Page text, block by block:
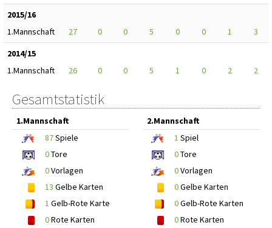
2015/16
1.Mannschaft
27 0 0 5 0 0 1
3
2014/15
1.Mannschaft
26 0 0 5 1 0 2 2
Gesamtstatistik
1.Mannschaft
87Spiele
0Tore
0Vorlagen
13 Gelbe Karten
1 Gelb-Rote Karte
0Rote Karten
2.Mannschaft
1 Spiel
0Tore
0Vorlagen
0Gelbe Karten
0Gelb-Rote Karten
0Rote Karten